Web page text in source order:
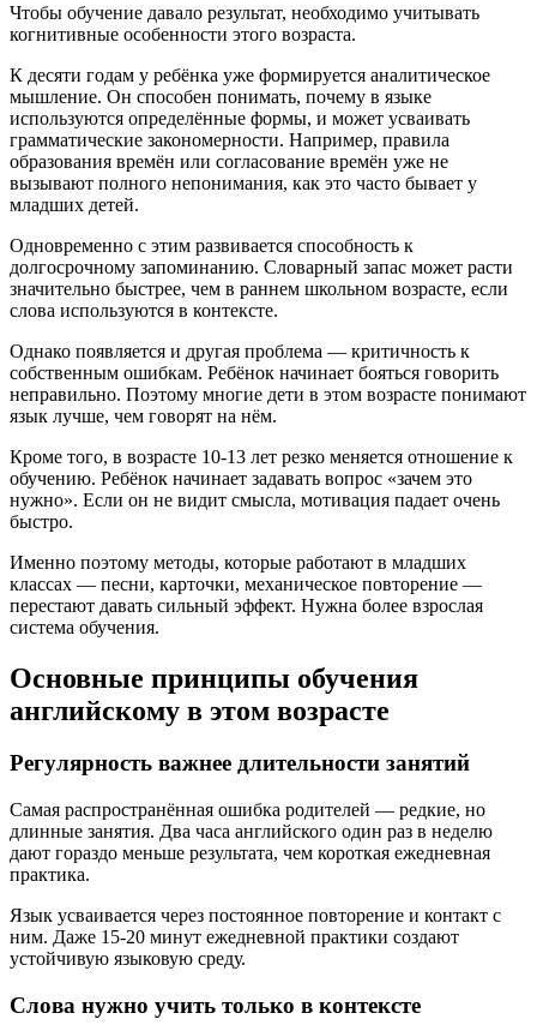
Чтобы обучение давало результат, необходимо учитывать
когнитивные особенности этого возраста.
К десяти годам у ребёнка уже формируется аналитическое
мышление. Он способен понимать, почему в языке
используются определённые формы, и может усваивать
грамматические закономерности. Например, правила
образования времён или согласование времён уже не
вызывают полного непонимания, как это часто бывает у
младших детей.
Одновременно с этим развивается способность к
долгосрочному запоминанию. Словарный запас может расти
значительно быстрее, чем в раннем школьном возрасте, если
слова используются в контексте.
Однако появляется и другая проблема — критичность к
собственным ошибкам. Ребёнок начинает бояться говорить
неправильно. Поэтому многие дети в этом возрасте понимают
язык лучше, чем говорят на нём.
Кроме того, в возрасте 10-13 лет резко меняется отношение к
обучению. Ребёнок начинает задавать вопрос «зачем это
нужно». Если он не видит смысла, мотивация падает очень
быстро.
Именно поэтому методы, которые работают в младших
классах — песни, карточки, механическое повторение —
перестают давать сильный эффект. Нужна более взрослая
система обучения.
Основные принципы обучения
английскому в этом возрасте
Регулярность важнее длительности занятий
Самая распространённая ошибка родителей — редкие, но
длинные занятия. Два часа английского один раз в неделю
дают гораздо меньше результата, чем короткая ежедневная
практика.
Язык усваивается через постоянное повторение и контакт с
ним. Даже 15-20 минут ежедневной практики создают
устойчивую языковую среду.
Слова нужно учить только в контексте